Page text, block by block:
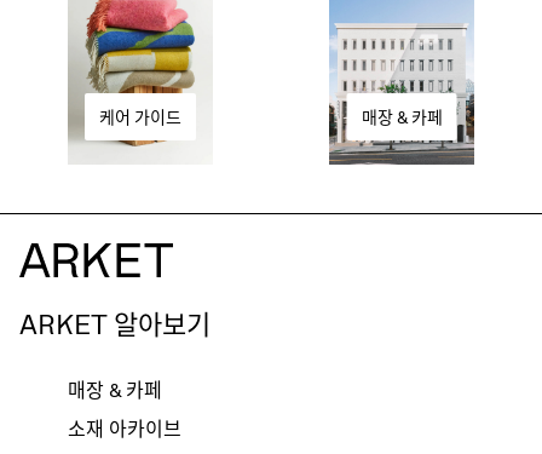
케어 가이드 매장 & 카페
ARKET 알아보기
매장 & 카페
소재 아카이브